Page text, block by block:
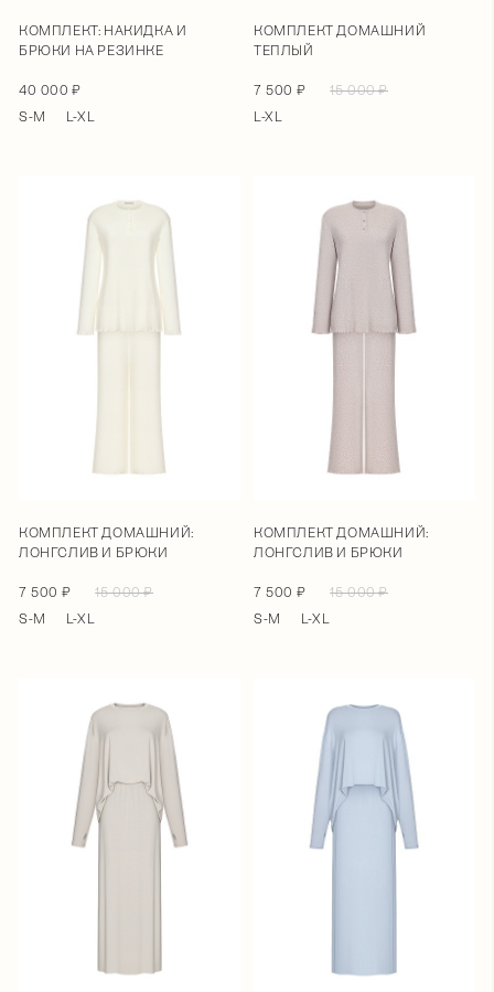
КОМПЛЕКТ: НАКИДКА И
БРЮКИ НА РЕЗИНКЕ
40 000 ₽
S-M
L-XL
КОМПЛЕКТ ДОМАШНИЙ
ТЕПЛЫЙ
7 500 ₽
15 000 ₽
L-XL
КОМПЛЕКТ ДОМАШНИЙ:
ЛОНГСЛИВ И БРЮКИ
7 500 ₽
15 000 ₽
S-M
L-XL
КОМПЛЕКТ ДОМАШНИЙ:
ЛОНГСЛИВ И БРЮКИ
7 500 ₽
15 000 ₽
S-M
L-XL